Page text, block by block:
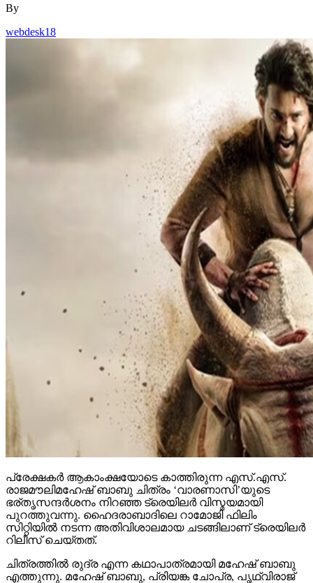
By
webdesk18
പ്രേക്ഷകര്‍ ആകാംക്ഷയോടെ കാത്തിരുന്ന എസ്.എസ്.
രാജമൗലിമഹേഷ് ബാബു ചിത്രം ‘വാരണാസി’യുടെ
ഭര്തൃസന്ദര്‍ശനം നിറഞ്ഞ ട്രെയിലര്‍ വിസ്മയമായി
പുറത്തുവന്നു. ഹൈദരാബാദിലെ റാമോജി ഫിലിം
സിറ്റിയില്‍ നടന്ന അതിവിശാലമായ ചടങ്ങിലാണ് ട്രെയിലര്‍
റിലീസ് ചെയ്തത്.
ചിത്രത്തില്‍ രുദ്ര എന്ന കഥാപാത്രമായി മഹേഷ് ബാബു
എത്തുന്നു. മഹേഷ് ബാബു, പ്രിയങ്ക ചോപ്ര, പൃഥ്വിരാജ്